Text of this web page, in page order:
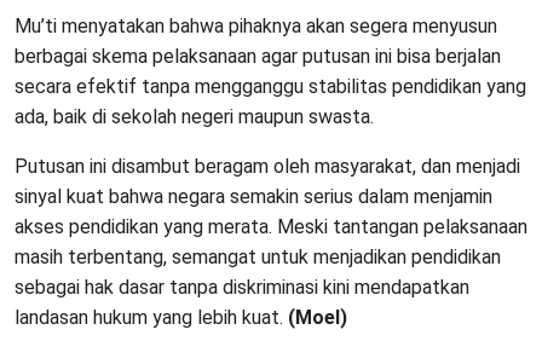
Mu’ti menyatakan bahwa pihaknya akan segera menyusun
berbagai skema pelaksanaan agar putusan ini bisa berjalan
secara efektif tanpa mengganggu stabilitas pendidikan yang
ada, baik di sekolah negeri maupun swasta.
Putusan ini disambut beragam oleh masyarakat, dan menjadi
sinyal kuat bahwa negara semakin serius dalam menjamin
akses pendidikan yang merata. Meski tantangan pelaksanaan
masih terbentang, semangat untuk menjadikan pendidikan
sebagai hak dasar tanpa diskriminasi kini mendapatkan
landasan hukum yang lebih kuat. (Moel)